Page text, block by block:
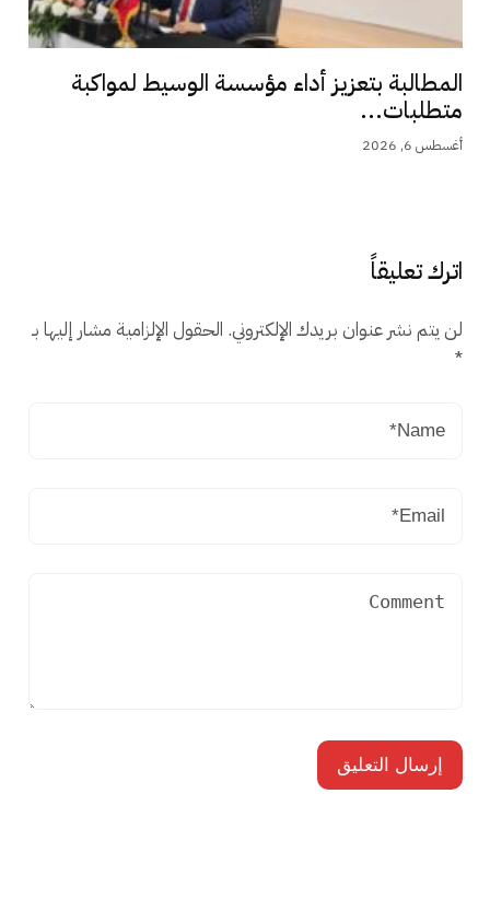
المطالبة بتعزيز أداء مؤسسة الوسيط لمواكبة
متطلبات...
أغسطس 6, 2026
اترك تعليقاً
لن يتم نشر عنوان بريدك الإلكتروني. الحقول الإلزامية مشار إليها بـ
*